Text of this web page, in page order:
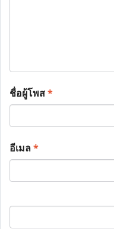
ชื่อผู้โพส*
อีเมล*